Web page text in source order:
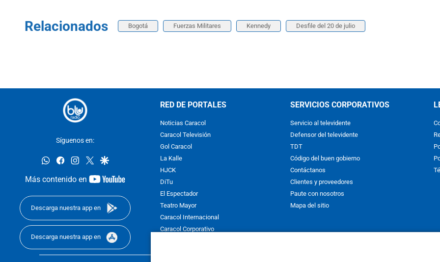
Relacionados Bogotá Fuerzas Militares Kennedy Desfile del 20 de julio
Síguenos en:
whatsappfacebookinstagram
twittergoogle
Más contenido en
youtube-
Descarga nuestra app en
Descarga nuestra app en
RED DE PORTALES
Noticias Caracol
Caracol Televisión
Gol Caracol
La Kalle
HJCK
DiTu
El Espectador
Teatro Mayor
Caracol Internacional
Caracol Corporativo
SERVICIOS CORPORATIVOS
Servicio al televidente
Defensor del televidente
TDT
Código del buen gobierno
Contáctanos
Clientes y proveedores
Paute con nosotros
Mapa del sitio